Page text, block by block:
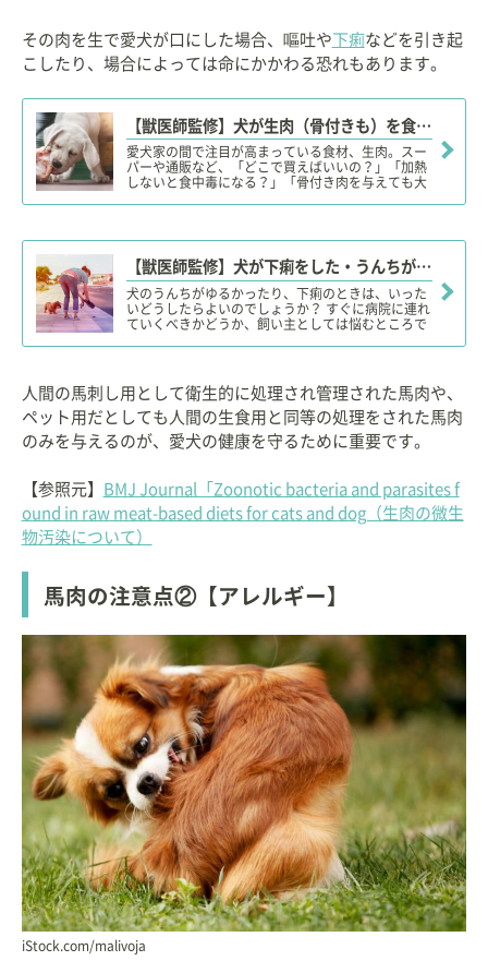
その肉を生で愛犬が口にした場合、嘔吐や下痢などを引き起
こしたり、場合によっては命にかかわる恐れもあります。
【獣医師監修】犬が生肉（骨付きも）を食べても大丈夫？凶暴になる？安全性やリスク、適量、購入場所は？
愛犬家の間で注目が高まっている食材、生肉。スー
パーや通販など、「どこで買えばいいの？」「加熱
しないと食中毒になる？」「骨付き肉を与えても大
【獣医師監修】犬が下痢をした・うんちがゆるい。この症状から考えられる原因や病気は？
犬のうんちがゆるかったり、下痢のときは、いった
いどうしたらよいのでしょうか？ すぐに病院に連れ
ていくべきかどうか、飼い主としては悩むところで
人間の馬刺し用として衛生的に処理され管理された馬肉や、
ペット用だとしても人間の生食用と同等の処理をされた馬肉
のみを与えるのが、愛犬の健康を守るために重要です。
【参照元】 BMJ Journal「Zoonotic bacteria and parasites f
ound in raw meat-based diets for cats and dog（生肉の微生
物汚染について）
馬肉の注意点②【アレルギー】
iStock.com/malivoja